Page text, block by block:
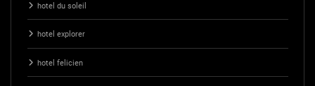
hotel du soleil
hotel explorer
hotel felicien